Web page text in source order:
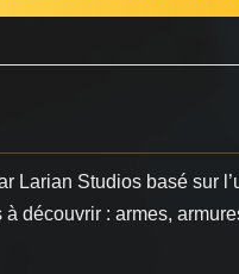
Larian Studios basé sur
découvrir : armes,